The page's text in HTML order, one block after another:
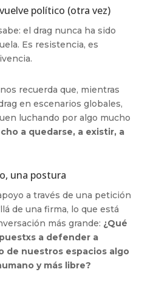
político (otra vez)
el drag nunca ha sido
Es resistencia, es
recuerda que, mientras
en escenarios globales,
luchando por algo mucho
a quedarse, a existir, a
una postura
a través de una petición
de una firma, lo que está
más grande: ¿Qué
a defender a
de nuestros espacios algo
y más libre?